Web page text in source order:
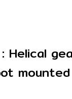
Helical
mounted